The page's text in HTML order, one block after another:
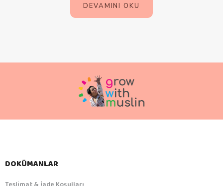
DEVAMINI OKU
DOKÜMANLAR